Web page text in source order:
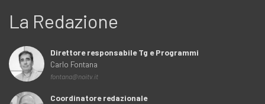
La Redazione
Direttore responsabile Tg e Programmi
Carlo Fontana
fontana@noitv.it
Coordinatore redazionale